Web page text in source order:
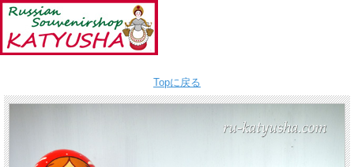
Topに戻る